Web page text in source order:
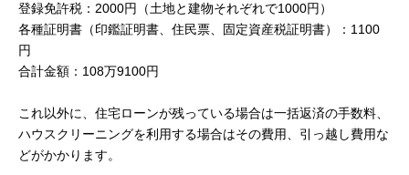
登録免許税：2000円（土地と建物それぞれで1000円）
各種証明書（印鑑証明書、住民票、固定資産税証明書）：1100
円
合計金額：108万9100円
これ以外に、住宅ローンが残っている場合は一括返済の手数料、
ハウスクリーニングを利用する場合はその費用、引っ越し費用な
どがかかります。